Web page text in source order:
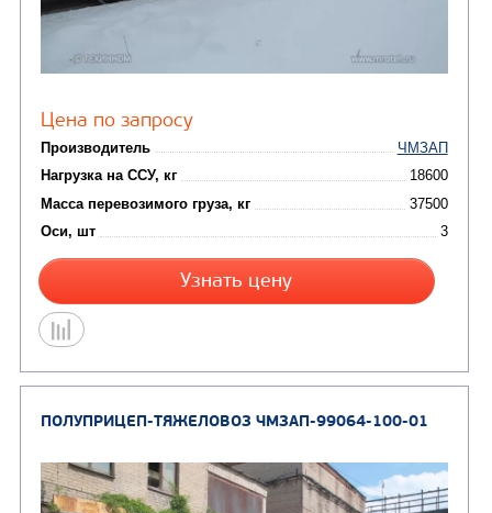
ПОЛУПРИЦЕП-ТЯЖЕЛОВОЗ ЧМЗАП-99064-
ККТГ